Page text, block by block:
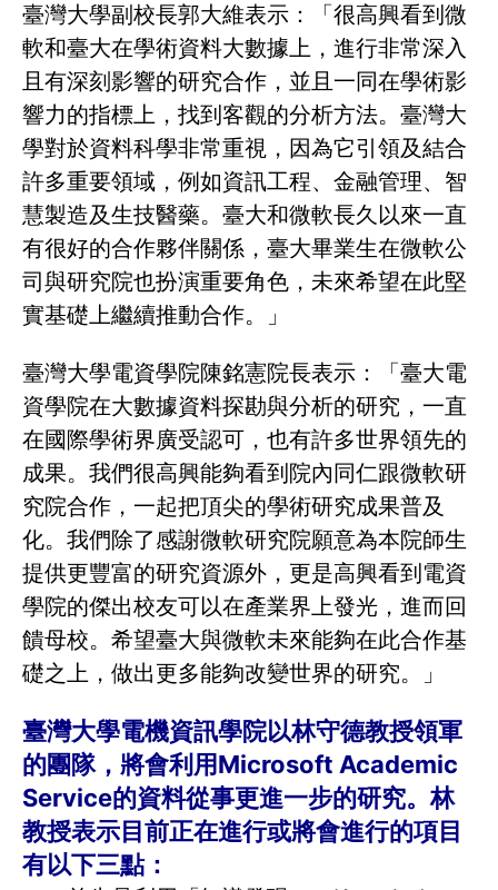
臺灣大學副校長郭大維表示：「很高興看到微
軟和臺大在學術資料大數據上，進行非常深入
且有深刻影響的研究合作，並且一同在學術影
響力的指標上，找到客觀的分析方法。臺灣大
學對於資料科學非常重視，因為它引領及結合
許多重要領域，例如資訊工程、金融管理、智
慧製造及生技醫藥。臺大和微軟長久以來一直
有很好的合作夥伴關係，臺大畢業生在微軟公
司與研究院也扮演重要角色，未來希望在此堅
實基礎上繼續推動合作。」
臺灣大學電資學院陳銘憲院長表示：「臺大電
資學院在大數據資料探勘與分析的研究，一直
在國際學術界廣受認可，也有許多世界領先的
成果。我們很高興能夠看到院內同仁跟微軟研
究院合作，一起把頂尖的學術研究成果普及
化。我們除了感謝微軟研究院願意為本院師生
提供更豐富的研究資源外，更是高興看到電資
學院的傑出校友可以在產業界上發光，進而回
饋母校。希望臺大與微軟未來能夠在此合作基
礎之上，做出更多能夠改變世界的研究。」
臺灣大學電機資訊學院以林守德教授領軍
的團隊，將會利用Microsoft Academic
Service的資料從事更進一步的研究。林
教授表示目前正在進行或將會進行的項目
有以下三點：